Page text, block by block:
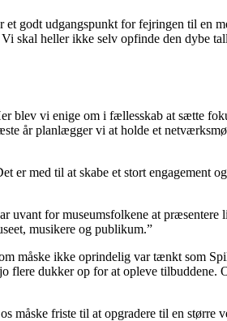
godt udgangspunkt for fejringen til en
skal heller ikke selv opfinde den dybe
blev vi enige om i fællesskab at sætte
år planlægger vi at holde et
med til at skabe et stort engagement
for museumsfolkene at præsentere
musikere og publikum.”
måske ikke oprindelig var tænkt som
flere dukker op for at opleve tilbuddene.
måske friste til at opgradere til en større